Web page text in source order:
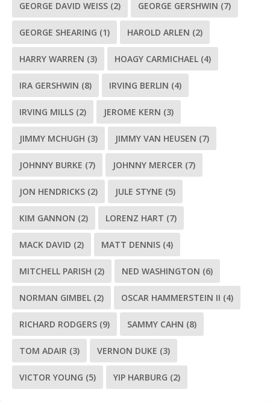
GEORGE DAVID WEISS (2) GEORGE GERSHWIN (7)
GEORGE SHEARING (1) HAROLD ARLEN (2)
HARRY WARREN (3) HOAGY CARMICHAEL (4)
IRA GERSHWIN (8) IRVING BERLIN (4)
IRVING MILLS (2) JEROME KERN (3)
JIMMY MCHUGH (3) JIMMY VAN HEUSEN (7)
JOHNNY BURKE (7) JOHNNY MERCER (7)
JON HENDRICKS (2) JULE STYNE (5)
KIM GANNON (2) LORENZ HART (7)
MACK DAVID (2) MATT DENNIS (4)
MITCHELL PARISH (2) NED WASHINGTON (6)
NORMAN GIMBEL (2) OSCAR HAMMERSTEIN II (4)
RICHARD RODGERS (9) SAMMY CAHN (8)
TOM ADAIR (3) VERNON DUKE (3)
VICTOR YOUNG (5) YIP HARBURG (2)